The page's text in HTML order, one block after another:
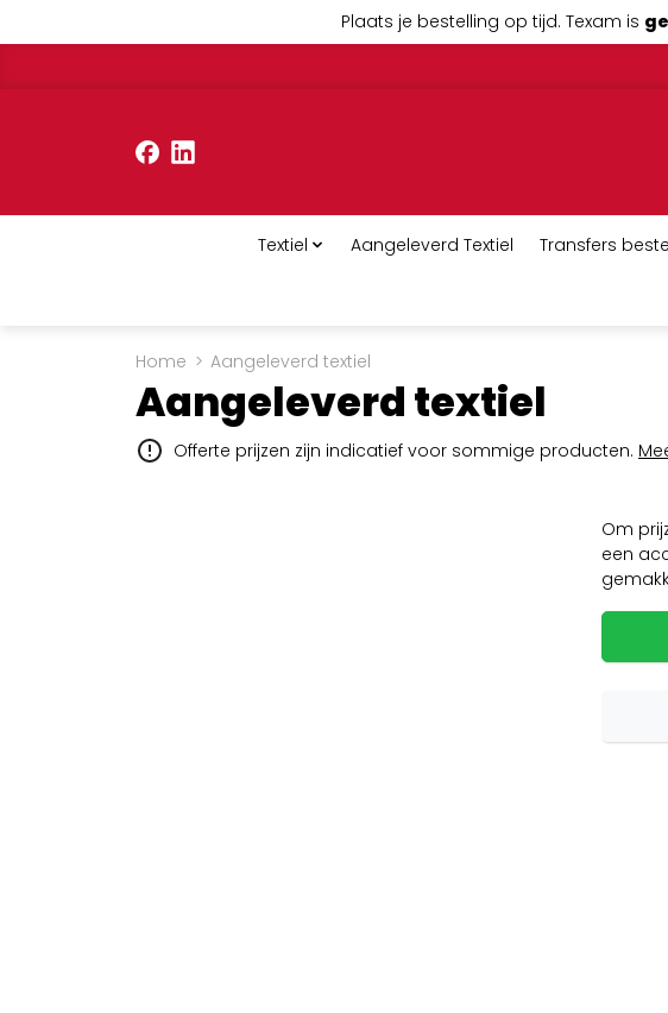
Plaats je bestelling op tijd. Texam is
Textiel Aangeleverd Textiel Transfers
Home > Aangeleverd textiel
Aangeleverd textiel
Offerte prijzen zijn indicatief voor sommige producten.
Om
een